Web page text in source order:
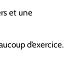
et une
d’exercice.